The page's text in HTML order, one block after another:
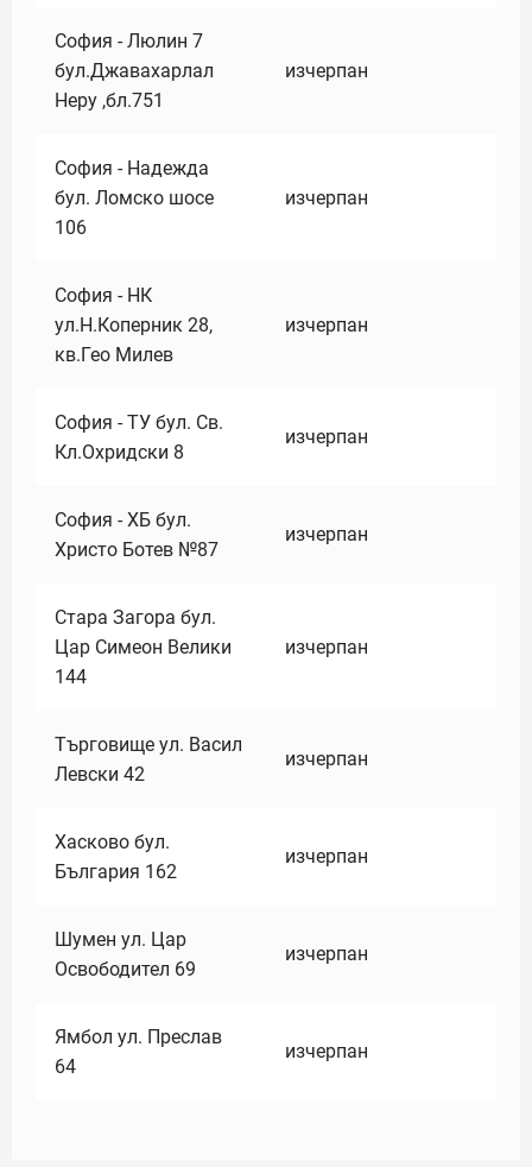
София - Люлин 7
бул.Джавахарлал
Неру ,бл.751
изчерпан
София - Надежда
бул. Ломско шосе
106
изчерпан
София - НК
ул.Н.Коперник 28,
кв.Гео Милев
изчерпан
София - ТУ бул. Св.
Кл.Охридски 8
изчерпан
София - ХБ бул.
Христо Ботев №87
изчерпан
Стара Загора бул.
Цар Симеон Велики
144
изчерпан
Търговище ул. Васил
Левски 42
изчерпан
Хасково бул.
България 162
изчерпан
Шумен ул. Цар
Освободител 69
изчерпан
Ямбол ул. Преслав
64
изчерпан